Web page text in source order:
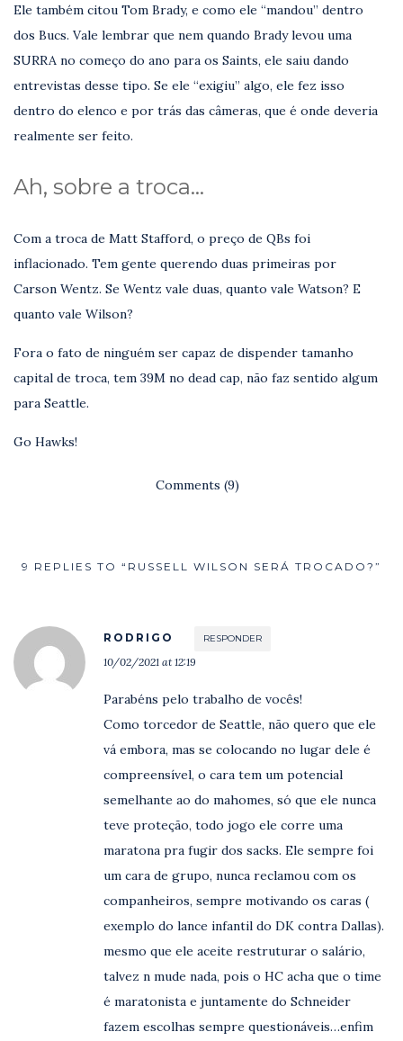
Ele também citou Tom Brady, e como ele “mandou” dentro
dos Bucs. Vale lembrar que nem quando Brady levou uma
SURRA no começo do ano para os Saints, ele saiu dando
entrevistas desse tipo. Se ele “exigiu” algo, ele fez isso
dentro do elenco e por trás das câmeras, que é onde deveria
realmente ser feito.
Ah, sobre a troca…
Com a troca de Matt Stafford, o preço de QBs foi
inflacionado. Tem gente querendo duas primeiras por
Carson Wentz. Se Wentz vale duas, quanto vale Watson? E
quanto vale Wilson?
Fora o fato de ninguém ser capaz de dispender tamanho
capital de troca, tem 39M no dead cap, não faz sentido algum
para Seattle.
Go Hawks!
Comments (9)
9 REPLIES TO “RUSSELL WILSON SERÁ TROCADO?”
RODRIGO RESPONDER
10/02/2021 at 12:19
Parabéns pelo trabalho de vocês!
Como torcedor de Seattle, não quero que ele
vá embora, mas se colocando no lugar dele é
compreensível, o cara tem um potencial
semelhante ao do mahomes, só que ele nunca
teve proteção, todo jogo ele corre uma
maratona pra fugir dos sacks. Ele sempre foi
um cara de grupo, nunca reclamou com os
companheiros, sempre motivando os caras (
exemplo do lance infantil do DK contra Dallas).
mesmo que ele aceite restruturar o salário,
talvez n mude nada, pois o HC acha que o time
é maratonista e juntamente do Schneider
fazem escolhas sempre questionáveis…enfim